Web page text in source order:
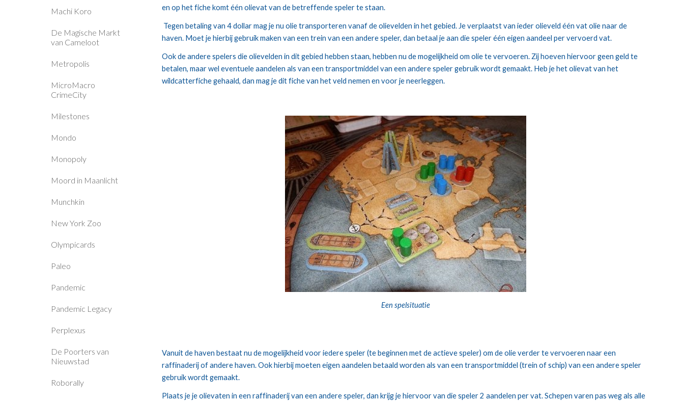
Machi Koro
De Magische Markt
van Cameloot
Metropolis
MicroMacro
CrimeCity
Milestones
Mondo
Monopoly
Moord in Maanlicht
Munchkin
New York Zoo
Olympicards
Paleo
Pandemic
Pandemic Legacy
Perplexus
De Poorters van
Nieuwstad
Roborally
en op het fiche komt één olievat van de betreffende speler te staan.
haven. Moet je hierbij gebruik maken van een trein van een andere speler, dan betaal je aan die speler één eigen aandeel per vervoerd vat.
Ook de andere spelers die olievelden in dit gebied hebben staan, hebben nu de mogelijkheid om olie te vervoeren. Zij hoeven hiervoor geen geld te
betalen, maar wel eventuele aandelen als van een transportmiddel van een andere speler gebruik wordt gemaakt. Heb je het olievat van het
wildcatterfiche gehaald, dan mag je dit fiche van het veld nemen en voor je neerleggen.
Een spelsituatie
Vanuit de haven bestaat nu de mogelijkheid voor iedere speler (te beginnen met de actieve speler) om de olie verder te vervoeren naar een
raffinaderij of andere haven. Ook hierbij moeten eigen aandelen betaald worden als van een transportmiddel (trein of schip) van een andere speler
gebruik wordt gemaakt.
Plaats je je olievaten in een raffinaderij van een andere speler, dan krijg je hiervoor van die speler 2 aandelen per vat. Schepen varen pas weg als alle